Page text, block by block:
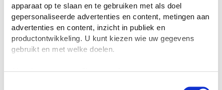
apparaat op te slaan en te gebruiken met als doel
gepersonaliseerde advertenties en content, metingen aan
advertenties en content, inzicht in publiek en
productontwikkeling. U kunt kiezen wie uw gegevens
gebruikt en met welke doelen.
Als u het toestaat, willen we ook graag: